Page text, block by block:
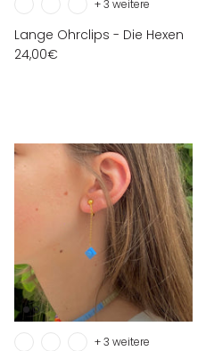
Lange Ohrclips - Die Hexen
24,00€
+ 3 weitere
+ 3 weitere